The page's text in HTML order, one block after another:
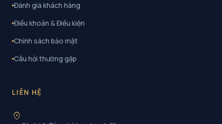
Đánh giá khách hàng
Điều khoản & Điều kiện
Chính sách bảo mật
Câu hỏi thường gặp
LIÊN HỆ
location_on